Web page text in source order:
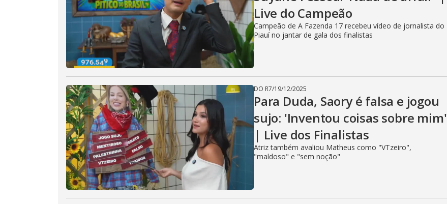
Live do Campeão
Campeão de A Fazenda 17 recebeu vídeo de jornalista do
Piauí no jantar de gala dos finalistas
DO R7/19/12/2025
Para Duda, Saory é falsa e jogou
sujo: 'Inventou coisas sobre mim'
| Live dos Finalistas
Atriz também avaliou Matheus como "VTzeiro",
"maldoso" e "sem noção"